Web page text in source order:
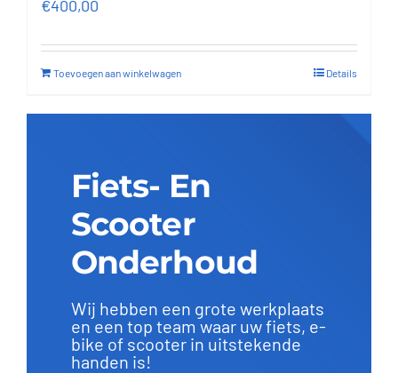
€400,00
Toevoegen aan winkelwagen Details
Fiets- En
Scooter
Onderhoud
Wij hebben een grote werkplaats
en een top team waar uw fiets, e-
bike of scooter in uitstekende
handen is!